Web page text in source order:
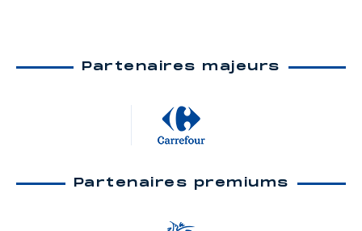
Partenaires majeurs
Partenaires premiums